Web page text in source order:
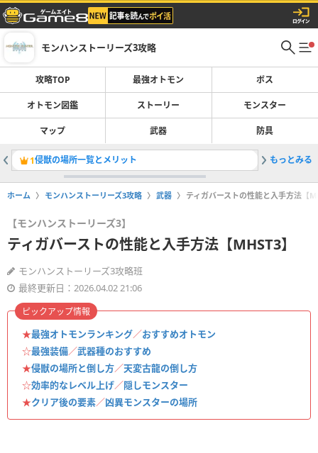
モンハンストーリーズ3攻略
攻略TOP 最強オトモン ボス
オトモン図鑑 ストーリー モンスター
マップ 武器 防具
1侵獣の場所一覧とメリット 2侵獣ガ
もっとみる
ホーム モンハンストーリーズ3攻略 武器 ティガバーストの性能と入手方法【
【モンハンストーリーズ3】
ティガバーストの性能と入手方法【MHST3】
モンハンストーリーズ3攻略班
最終更新日：2026.04.02 21:06
★最強オトモンランキング／おすすめオトモン
☆最強装備／武器種のおすすめ
★侵獣の場所と倒し方／天変古龍の倒し方
☆効率的なレベル上げ／隠しモンスター
★クリア後の要素／凶異モンスターの場所
ピックアップ情報